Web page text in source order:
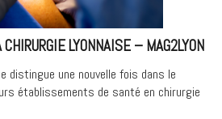
LYONNAISE – MAG2LYON
distingue une nouvelle fois dans le
établissements de santé en chirurgie